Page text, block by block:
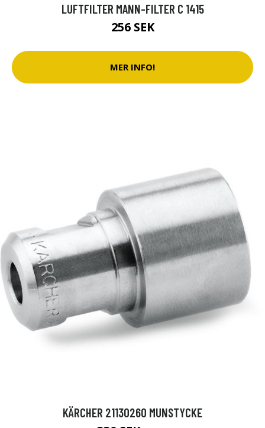
LUFTFILTER MANN-FILTER C 1415
256 SEK
MER INFO!
KÄRCHER 21130260 MUNSTYCKE